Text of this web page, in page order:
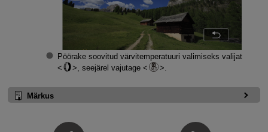
Pöörake soovitud värvitemperatuuri valimiseks valijat
, seejärel vajutage
Märkus